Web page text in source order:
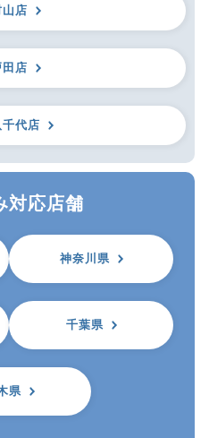
店
店
代店
対応店舗
神奈川県
千葉県
県